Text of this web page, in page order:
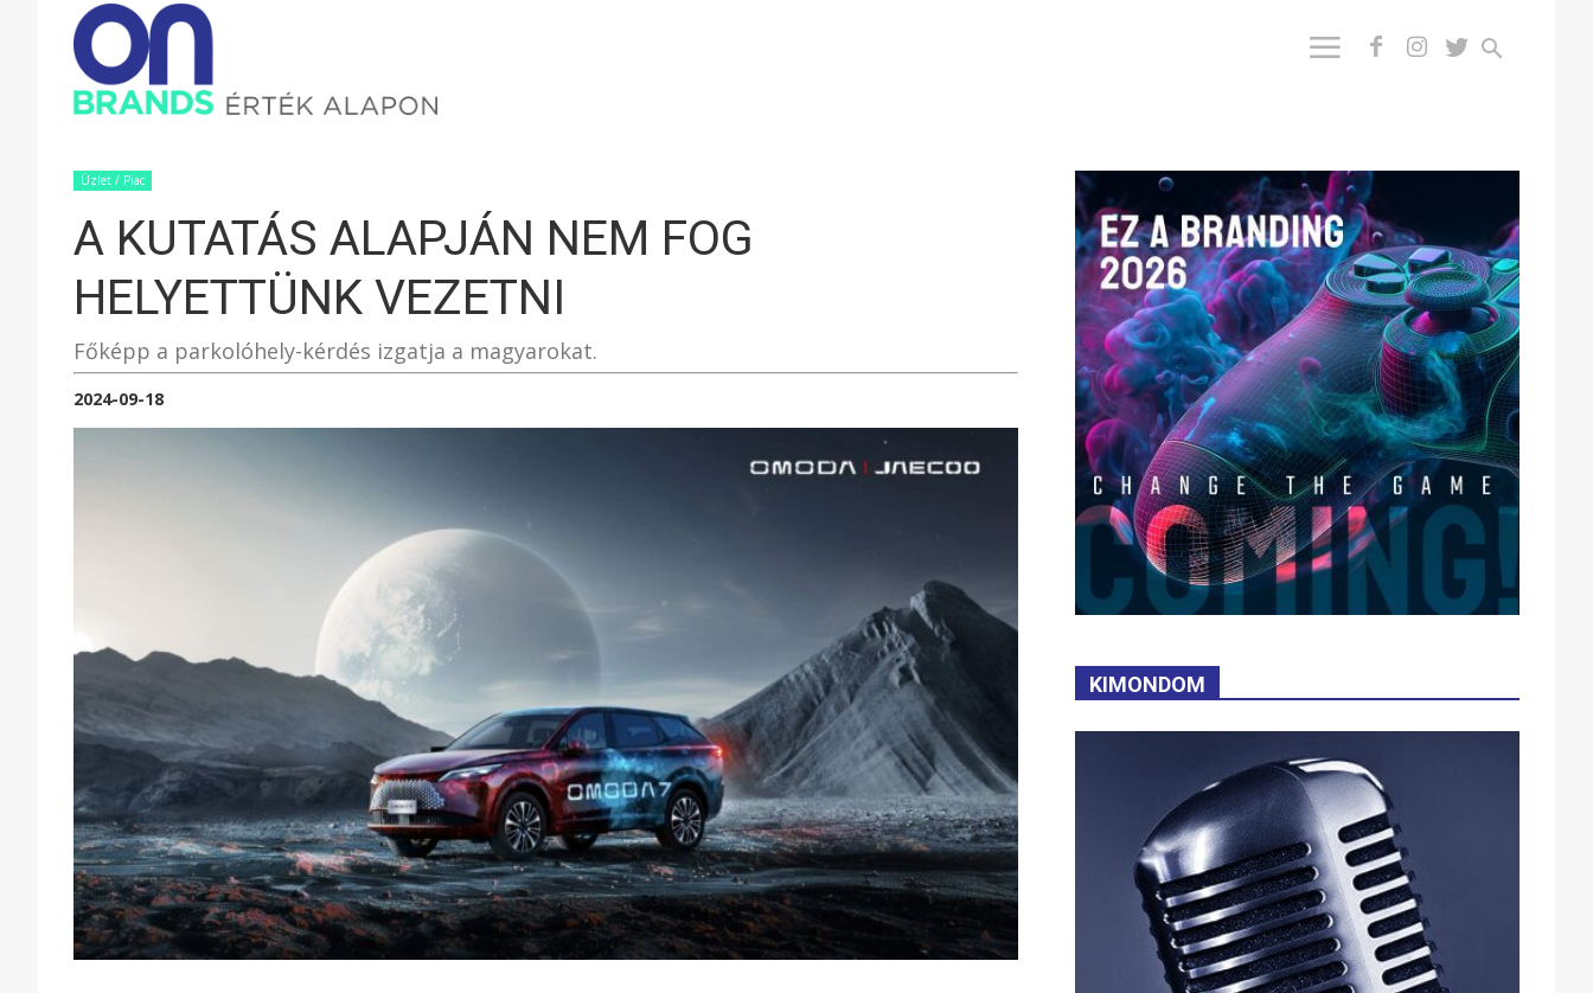
ÉRTÉK
Üzlet / Piac
A KUTATÁS ALAPJÁN NEM FOG
HELYETTÜNK VEZETNI
Főképp a parkolóhely-kérdés izgatja a magyarokat.
2024-09-18
KIMONDOM